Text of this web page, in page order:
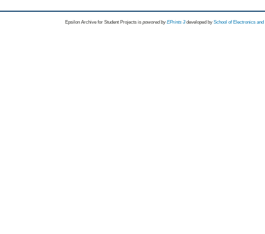
Epsilon Archive for Student Projects is powored byEPrints 3 developed by School of Electronics